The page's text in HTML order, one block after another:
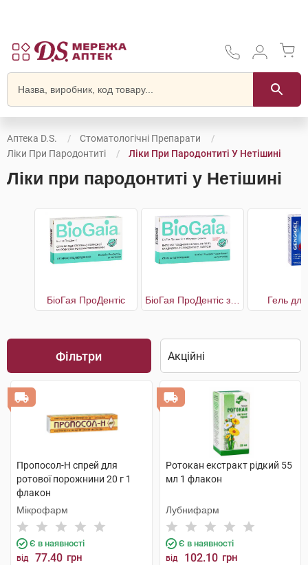
Аптека D.S.
Стоматологічні Препарати
Ліки При Пародонтиті
Ліки При Пародонтиті У Нетішині
Ліки при пародонтиті у Нетішині
БіоГая ПроДентіс Гель
Фільтри
Пропосол-Н спрей для
ротової порожнини 20 г 1
флакон
Мікрофарм
Є в наявності
від 77.40 грн
Ротокан екстракт рідкий 55
мл 1 флакон
Лубнифарм
Є в наявності
від 102.10 грн